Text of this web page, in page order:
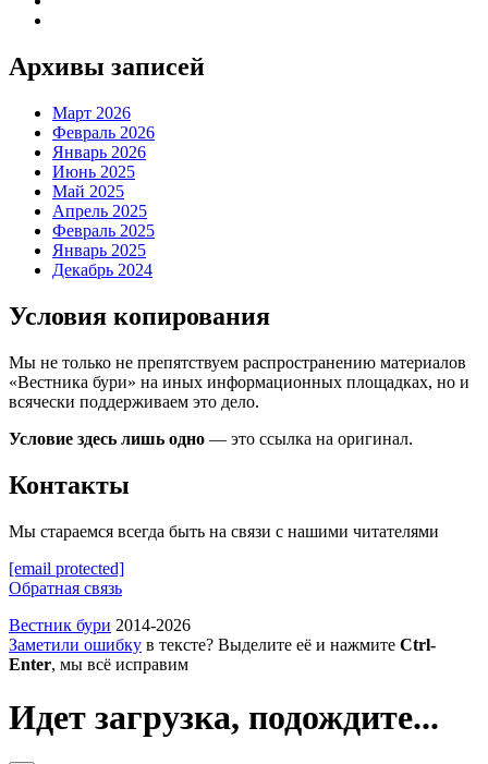
Архивы записей
Март 2026
Февраль 2026
Январь 2026
Июнь 2025
Май 2025
Апрель 2025
Февраль 2025
Январь 2025
Декабрь 2024
Условия копирования
Мы не только не препятствуем распространению материалов
«Вестника бури» на иных информационных площадках, но и
всячески поддерживаем это дело.
Условие здесь лишь одно — это ссылка на оригинал.
Контакты
Мы стараемся всегда быть на связи с нашими читателями
[email protected]
Обратная связь
Вестник бури 2014-2026
Заметили ошибку в тексте? Выделите её и нажмите Ctrl-
Enter, мы всё исправим
Идет загрузка, подождите...